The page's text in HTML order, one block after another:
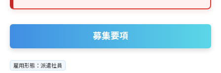
募集要項
雇用形態：派遣社員